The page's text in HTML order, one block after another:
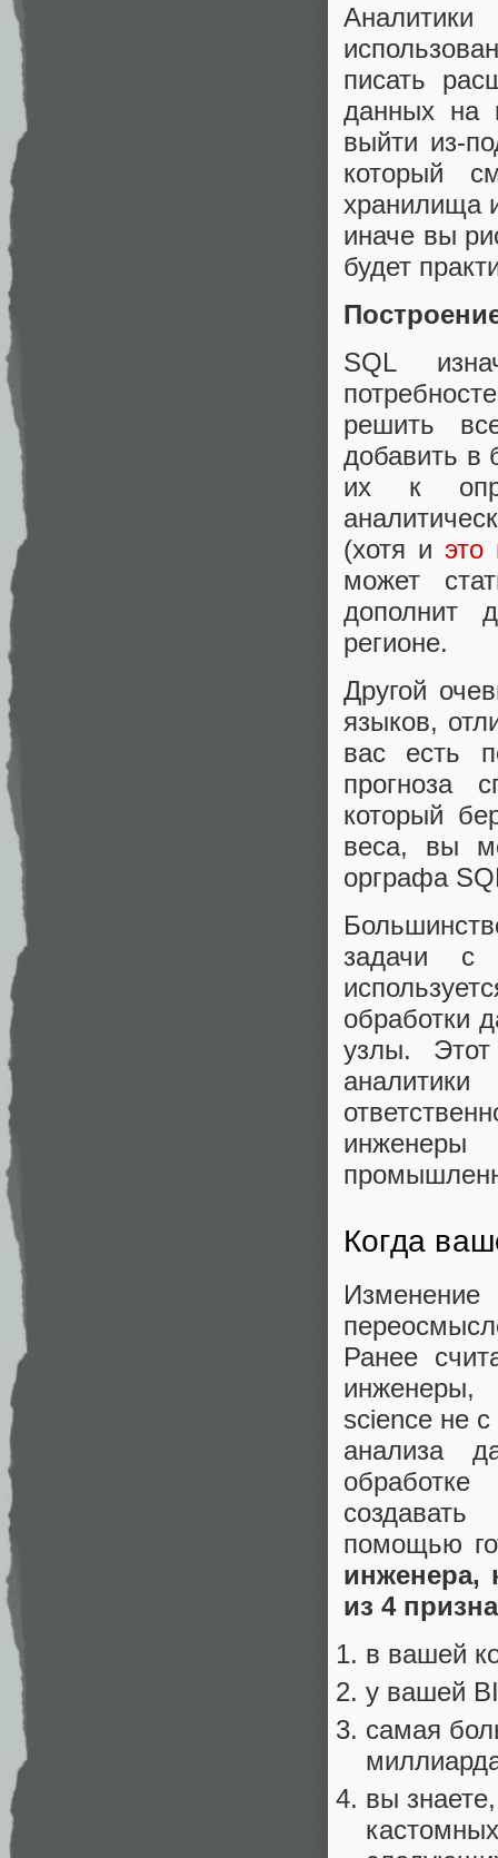
писать
данных на
выйти из-
который
хранилища
иначе вы
будет
SQL
решить
добавить в
их к
(хотя и это
может
дополнит
регионе.
Другой
языков,
вас есть
прогноза
который
веса, вы
орграфа
задачи с
обработки
узлы.
Когда
Ранее
инженеры,
science не
анализа
помощью
инженера,
из 4
в вашей
у вашей
самая
вы